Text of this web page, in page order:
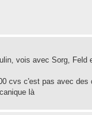
vois avec Sorg, Feld
cvs c'est pas avec
là